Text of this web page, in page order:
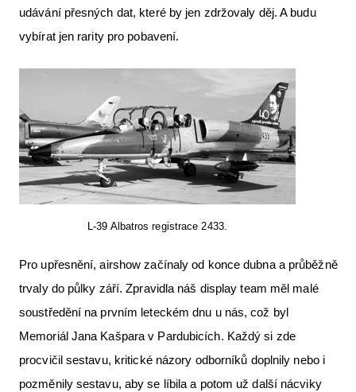
udávání přesných dat, které by jen zdržovaly děj. A budu
vybírat jen rarity pro pobavení.
L-39 Albatros registrace 2433.
Pro upřesnění, airshow začínaly od konce dubna a průběžně
trvaly do půlky září. Zpravidla náš display team měl malé
soustředění na prvním leteckém dnu u nás, což byl
Memoriál Jana Kašpara v Pardubicích. Každý si zde
procvičil sestavu, kritické názory odborníků doplnily nebo i
pozměnily sestavu, aby se líbila a potom už další nácviky